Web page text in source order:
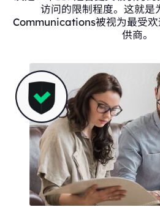
访问的限制程度。这就
Communications被视为最受
供商。